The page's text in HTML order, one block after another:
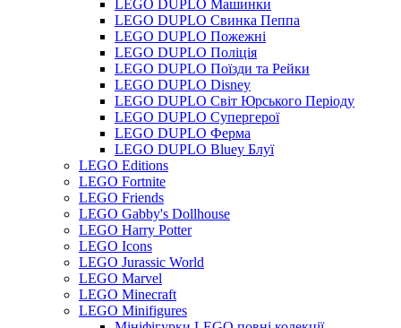
LEGO DUPLO Машинки
LEGO DUPLO Свинка Пеппа
LEGO DUPLO Пожежні
LEGO DUPLO Поліція
LEGO DUPLO Поїзди та Рейки
LEGO DUPLO Disney
LEGO DUPLO Світ Юрського Періоду
LEGO DUPLO Супергерої
LEGO DUPLO Ферма
LEGO DUPLO Bluey Блуї
LEGO Editions
LEGO Fortnite
LEGO Friends
LEGO Gabby's Dollhouse
LEGO Harry Potter
LEGO Icons
LEGO Jurassic World
LEGO Marvel
LEGO Minecraft
LEGO Minifigures